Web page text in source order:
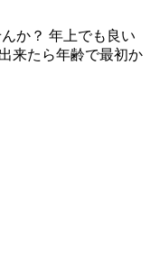
か？ 年上でも良い
来たら年齢で最初か